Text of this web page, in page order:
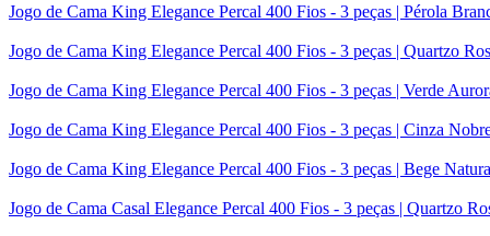
Jogo de Cama King Elegance Percal 400 Fios - 3 peças | Pérola
Jogo de Cama King Elegance Percal 400 Fios - 3 peças | Quartzo
Jogo de Cama King Elegance Percal 400 Fios - 3 peças | Verde
Jogo de Cama King Elegance Percal 400 Fios - 3 peças | Cinza
Jogo de Cama King Elegance Percal 400 Fios - 3 peças | Bege
Jogo de Cama Casal Elegance Percal 400 Fios - 3 peças | Quartzo